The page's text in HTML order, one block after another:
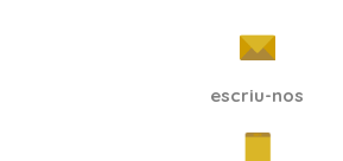
escriu-nos